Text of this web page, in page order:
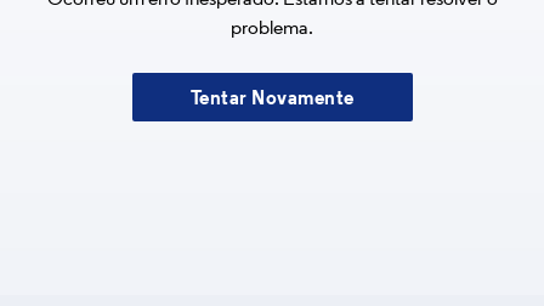
problema.
Tentar Novamente